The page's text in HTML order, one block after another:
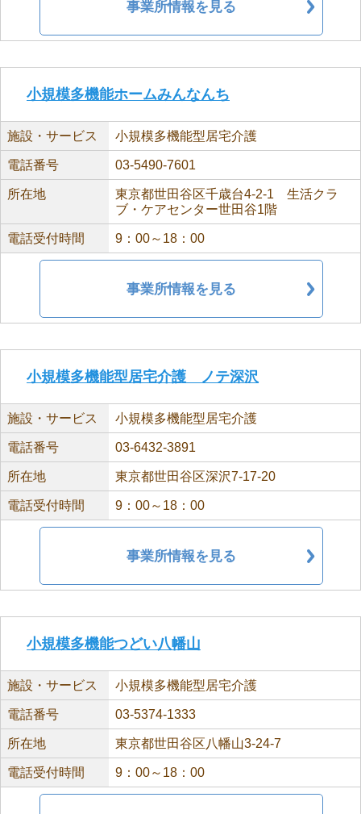
事業所情報を見る
小規模多機能ホームみんなんち
施設・サービス 小規模多機能型居宅介護
電話番号 03-5490-7601
所在地
東京都世田谷区千歳台4-2-1 生活クラ
ブ・ケアセンター世田谷1階
電話受付時間 9：00～18：00
事業所情報を見る
小規模多機能型居宅介護 ノテ深沢
施設・サービス 小規模多機能型居宅介護
電話番号 03-6432-3891
所在地 東京都世田谷区深沢7-17-20
電話受付時間 9：00～18：00
事業所情報を見る
小規模多機能つどい八幡山
施設・サービス 小規模多機能型居宅介護
電話番号 03-5374-1333
所在地 東京都世田谷区八幡山3-24-7
電話受付時間 9：00～18：00